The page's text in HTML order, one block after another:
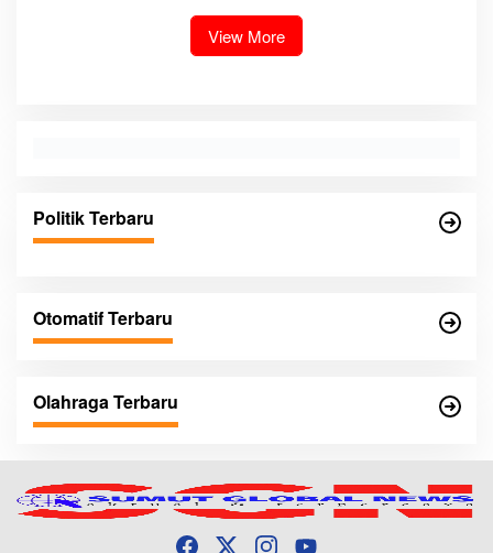
Dikecamatan gunung malela
View More
Politik Terbaru
Otomatif Terbaru
Olahraga Terbaru